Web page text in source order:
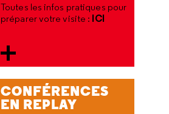
Toutes les infos pratiques pour
préparer votre visite : ICI
CONFÉRENCES
EN REPLAY